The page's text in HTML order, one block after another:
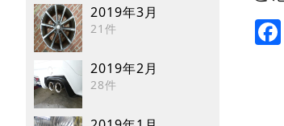
2019年3月
21件
2019年2月
28件